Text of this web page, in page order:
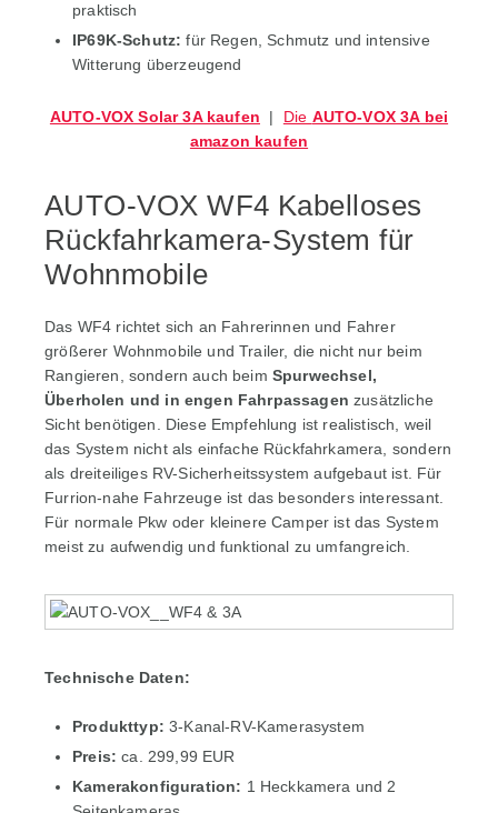
praktisch
IP69K-Schutz: für Regen, Schmutz und intensive
Witterung überzeugend
AUTO-VOX Solar 3A kaufen | Die AUTO-VOX 3A bei
amazon kaufen
AUTO-VOX WF4 Kabelloses
Rückfahrkamera-System für
Wohnmobile
Das WF4 richtet sich an Fahrerinnen und Fahrer
größerer Wohnmobile und Trailer, die nicht nur beim
Rangieren, sondern auch beim Spurwechsel,
Überholen und in engen Fahrpassagen zusätzliche
Sicht benötigen. Diese Empfehlung ist realistisch, weil
das System nicht als einfache Rückfahrkamera, sondern
als dreiteiliges RV-Sicherheitssystem aufgebaut ist. Für
Furrion-nahe Fahrzeuge ist das besonders interessant.
Für normale Pkw oder kleinere Camper ist das System
meist zu aufwendig und funktional zu umfangreich.
Technische Daten:
Produkttyp: 3-Kanal-RV-Kamerasystem
Preis: ca. 299,99 EUR
Kamerakonfiguration: 1 Heckkamera und 2